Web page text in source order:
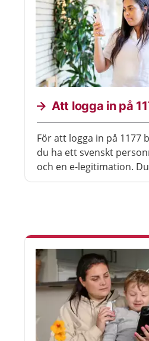
Att logga in på
För att logga in på 1177
du ha ett svenskt
och en e-legitimation.